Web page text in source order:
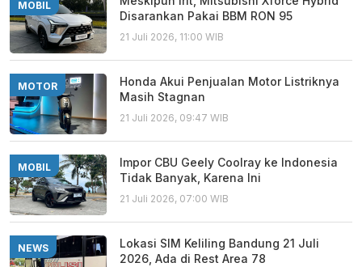
MOBIL
Disarankan Pakai BBM RON 95
21 Juli 2026, 11:00 WIB
MOTOR
Honda Akui Penjualan Motor Listriknya
Masih Stagnan
21 Juli 2026, 09:47 WIB
MOBIL
Impor CBU Geely Coolray ke Indonesia
Tidak Banyak, Karena Ini
21 Juli 2026, 07:00 WIB
NEWS
Lokasi SIM Keliling Bandung 21 Juli
2026, Ada di Rest Area 78